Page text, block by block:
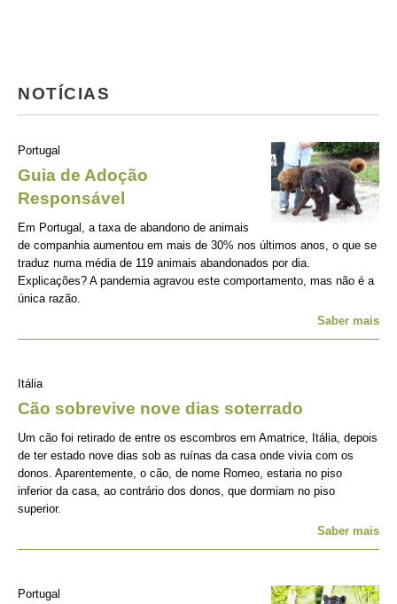
NOTÍCIAS
Portugal
Guia de Adoção
Responsável
Em Portugal, a taxa de abandono de animais
de companhia aumentou em mais de 30% nos últimos anos, o que se
traduz numa média de 119 animais abandonados por dia.
Explicações? A pandemia agravou este comportamento, mas não é a
única razão.
Saber mais
Itália
Cão sobrevive nove dias soterrado
Um cão foi retirado de entre os escombros em Amatrice, Itália, depois
de ter estado nove dias sob as ruínas da casa onde vivia com os
donos. Aparentemente, o cão, de nome Romeo, estaria no piso
inferior da casa, ao contrário dos donos, que dormiam no piso
superior.
Saber mais
Portugal